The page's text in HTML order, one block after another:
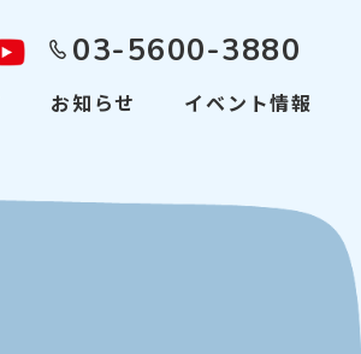
Youtube
03-5600-3880
お知らせ イベント情報